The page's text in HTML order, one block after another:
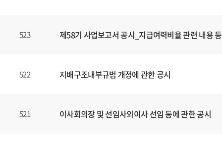
523 제58기 사업보고서 공시_지급여력비율 관련 내용
522 지배구조내부규범 개정에 관한 공시
521 이사회의장 및 선임사외이사 선임 등에 관한 공시